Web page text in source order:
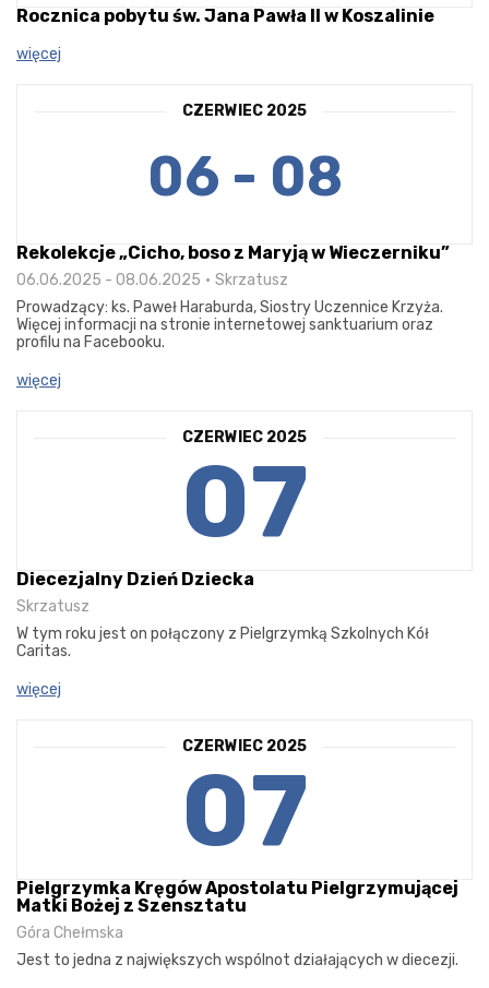
Rocznica pobytu św. Jana Pawła II w Koszalinie
więcej
CZERWIEC 2025
06 - 08
Rekolekcje „Cicho, boso z Maryją w Wieczerniku”
06.06.2025 - 08.06.2025
Skrzatusz
Prowadzący: ks. Paweł Haraburda, Siostry Uczennice Krzyża.
Więcej informacji na stronie internetowej sanktuarium oraz
profilu na Facebooku.
więcej
CZERWIEC 2025
07
Diecezjalny Dzień Dziecka
Skrzatusz
W tym roku jest on połączony z Pielgrzymką Szkolnych Kół
Caritas.
więcej
CZERWIEC 2025
07
Pielgrzymka Kręgów Apostolatu Pielgrzymującej
Matki Bożej z Szensztatu
Góra Chełmska
Jest to jedna z największych wspólnot działających w diecezji.